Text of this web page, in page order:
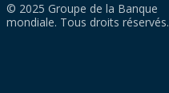
© 2025 Groupe de la Banque
mondiale. Tous droits réservés.